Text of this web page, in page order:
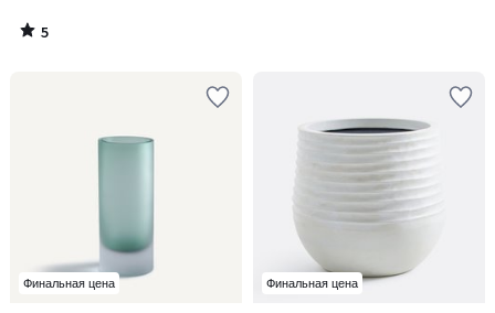
5
/
Финальная цена Финальная цена